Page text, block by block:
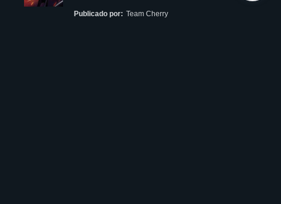
Publicado por: Team Cherry